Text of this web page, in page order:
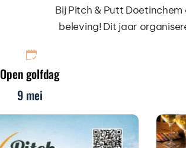
Bij Pitch & Putt
beleving! Dit jaar
Open golfdag
9 mei